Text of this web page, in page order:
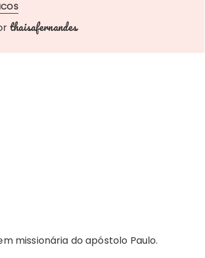
thaisafernandes
missionária do apóstolo Paulo.